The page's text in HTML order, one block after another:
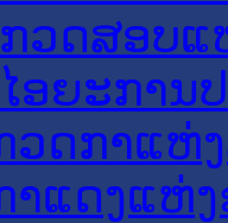
ວດສອບແ
ອຍະການ
ວດກາແຫ່
າແດງແຫ່